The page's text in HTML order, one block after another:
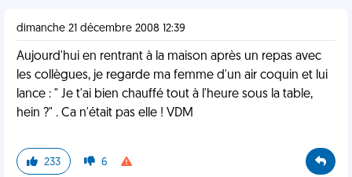
dimanche 21 décembre 2008 12:39
Aujourd'hui en rentrant à la maison après un repas avec
les collègues, je regarde ma femme d'un air coquin et lui
lance : " Je t'ai bien chauffé tout à l'heure sous la table,
hein ?" . Ca n'était pas elle ! VDM
233 6